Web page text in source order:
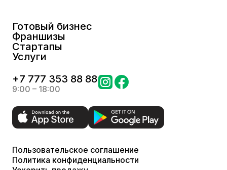
Готовый бизнес
Франшизы
Стартапы
Услуги
+7 777 353 88 88
9:00 – 18:00
Пользовательское соглашение
Политика конфиденциальности